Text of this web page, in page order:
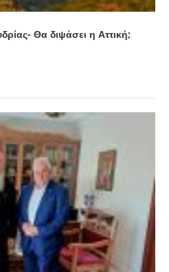
Θα διψάσει η Αττική;